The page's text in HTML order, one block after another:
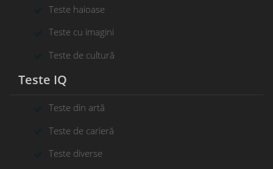
Teste haioase
Teste cu imagini
Teste de cultură
Teste IQ
Teste din artă
Teste de carieră
Teste diverse